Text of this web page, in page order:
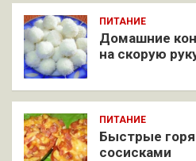
ПИТАНИЕ
Домашние
на скорую
ПИТАНИЕ
Быстрые
сосисками